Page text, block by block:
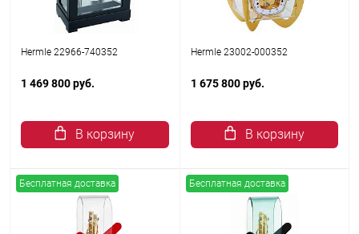
Hermle 22966-740352
1 469 800 руб.
В корзину
Hermle 23002-000352
1 675 800 руб.
В корзину
Бесплатная доставка Бесплатная доставка